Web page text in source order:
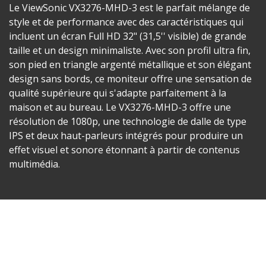
Le ViewSonic VX3276-MHD-3 est le parfait mélange de
style et de performance avec des caractéristiques qui
incluent un écran Full HD 32" (31,5'' visible) de grande
taille et un design minimaliste. Avec son profil ultra fin,
son pied en triangle argenté métallique et son élégant
design sans bords, ce moniteur offre une sensation de
qualité supérieure qui s'adapte parfaitement à la
maison et au bureau. Le VX3276-MHD-3 offre une
résolution de 1080p, une technologie de dalle de type
IPS et deux haut-parleurs intégrés pour produire un
effet visuel et sonore étonnant à partir de contenus
multimédia.